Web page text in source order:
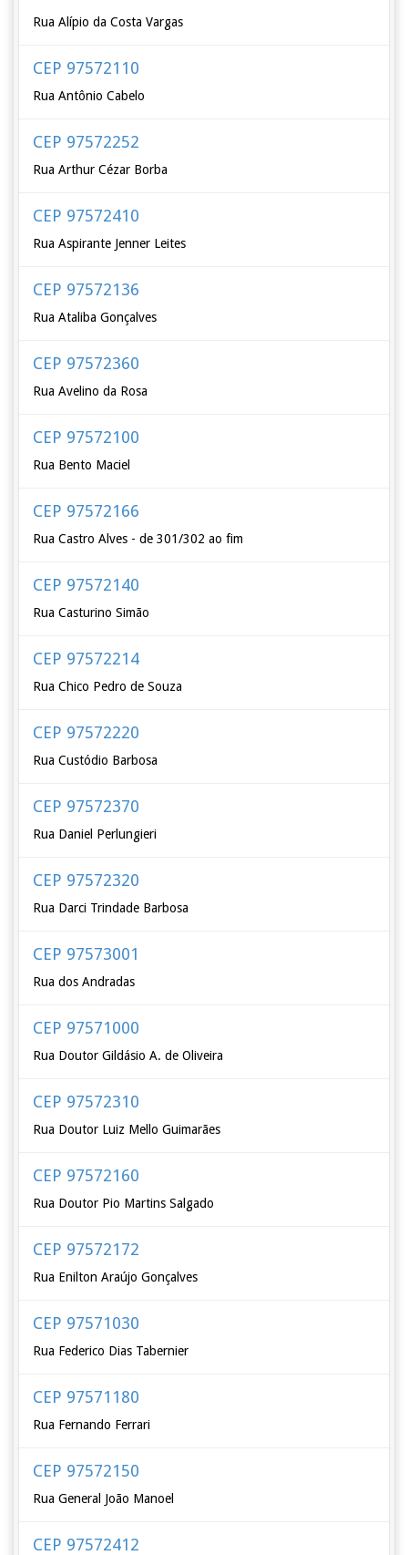
Rua Alípio da Costa Vargas
CEP 97572110
Rua Antônio Cabelo
CEP 97572252
Rua Arthur Cézar Borba
CEP 97572410
Rua Aspirante Jenner Leites
CEP 97572136
Rua Ataliba Gonçalves
CEP 97572360
Rua Avelino da Rosa
CEP 97572100
Rua Bento Maciel
CEP 97572166
Rua Castro Alves - de 301/302 ao fim
CEP 97572140
Rua Casturino Simão
CEP 97572214
Rua Chico Pedro de Souza
CEP 97572220
Rua Custódio Barbosa
CEP 97572370
Rua Daniel Perlungieri
CEP 97572320
Rua Darci Trindade Barbosa
CEP 97573001
Rua dos Andradas
CEP 97571000
Rua Doutor Gildásio A. de Oliveira
CEP 97572310
Rua Doutor Luiz Mello Guimarães
CEP 97572160
Rua Doutor Pio Martins Salgado
CEP 97572172
Rua Enilton Araújo Gonçalves
CEP 97571030
Rua Federico Dias Tabernier
CEP 97571180
Rua Fernando Ferrari
CEP 97572150
Rua General João Manoel
CEP 97572412